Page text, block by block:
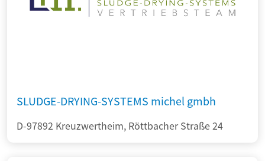
SLUDGE-DRYING-SYSTEMS michel gmbh
D-97892 Kreuzwertheim, Röttbacher Straße 24